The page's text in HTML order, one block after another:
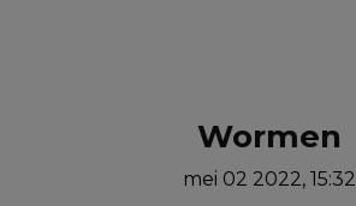
Wormen
mei 02 2022, 15:32